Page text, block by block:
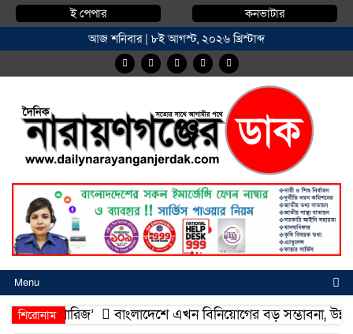
ই পেপার
কনভাটার
আজ শনিবার | ৮ই আগস্ট, ২০২৬ খ্রিস্টাব্দ
Menu
শিরোনাম
ফিশারিজ’
বাংলাদেশে এখন বিনিয়োগের বড় সম্ভাবনা,